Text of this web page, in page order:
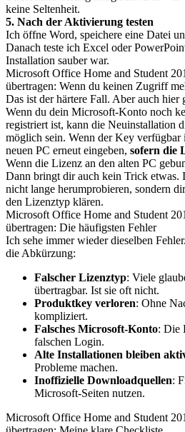
keine Seltenheit.
5. Nach der Aktivierung testen
Ich öffne Word, speichere eine Datei
Danach teste ich Excel oder
Installation sauber war.
Microsoft Office Home and Student
übertragen: Wenn du keinen Zugriff
Das ist der härtere Fall. Aber auch hier
Wenn du dein Microsoft-Konto noch
registriert ist, kann die Neuinstallation
möglich sein. Wenn der Key verfügbar
neuen PC erneut eingeben, sofern die
Wenn die Lizenz an den alten PC
Dann bringt dir auch kein Trick etwas.
nicht lange herumprobieren, sondern
den Lizenztyp klären.
Microsoft Office Home and Student
übertragen: Die häufigsten Fehler
Ich sehe immer wieder dieselben
die Abkürzung:
Falscher Lizenztyp: Viele
übertragbar. Ist sie oft nicht.
Produktkey verloren: Ohne
kompliziert.
Falsches Microsoft-Konto: Die
falschen Login.
Alte Installationen bleiben
Probleme machen.
Inoffizielle Downloadquellen:
Microsoft-Seiten nutzen.
Microsoft Office Home and Student